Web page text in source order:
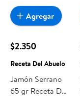
$2.350
Receta Del Abuelo
Jamón Serrano
65 gr Receta Del
Agregar